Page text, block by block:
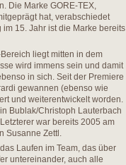
Die Marke GORE-TEX,
hat, verabschiedet
15. Jahr ist die Marke bereits
liegt mitten in dem
wird immens sein und damit
in sich. Seit der Premiere
gewannen (ebenso wie
und weiterentwickelt worden.
Bublak/Christoph Lauterbach
war bereits 2005 am
Susanne Zettl.
Laufen im Team, das über
untereinander, auch alle